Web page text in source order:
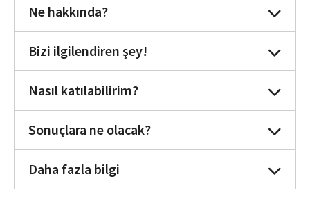
Ne hakkında?
Bizi ilgilendiren şey!
Nasıl katılabilirim?
Sonuçlara ne olacak?
Daha fazla bilgi